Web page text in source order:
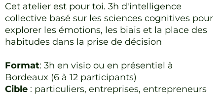
Cet atelier est pour toi. 3h d'intelligence
collective basé sur les sciences cognitives pour
explorer les émotions, les biais et la place des
habitudes dans la prise de décision
Format: 3h en visio ou en présentiel à
Bordeaux (6 à 12 participants)
Cible : particuliers, entreprises, entrepreneurs